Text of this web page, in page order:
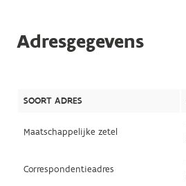
Adresgegevens
SOORT ADRES
Maatschappelijke zetel
Correspondentieadres